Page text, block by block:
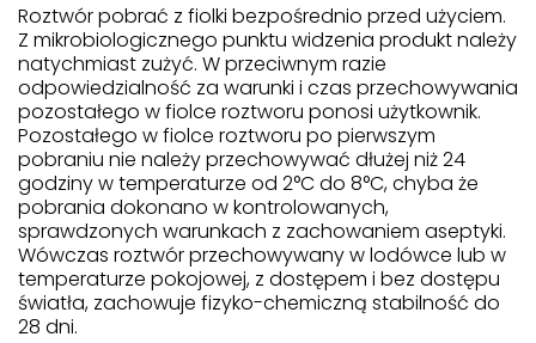
Roztwór pobrać z fiolki bezpośrednio przed użyciem.
Z mikrobiologicznego punktu widzenia produkt należy
natychmiast zużyć. W przeciwnym razie
odpowiedzialność za warunki i czas przechowywania
pozostałego w fiolce roztworu ponosi użytkownik.
Pozostałego w fiolce roztworu po pierwszym
pobraniu nie należy przechowywać dłużej niż 24
godziny w temperaturze od 2°C do 8°C, chyba że
pobrania dokonano w kontrolowanych,
sprawdzonych warunkach z zachowaniem aseptyki.
Wówczas roztwór przechowywany w lodówce lub w
temperaturze pokojowej, z dostępem i bez dostępu
światła, zachowuje fizyko-chemiczną stabilność do
28 dni.